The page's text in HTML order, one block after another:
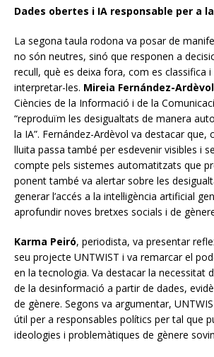
Dades obertes i IA responsable per a
La segona taula rodona va posar de
no són neutres, sinó que responen a
recull, què es deixa fora, com es classifica
interpretar-les. Mireia Fernández-Ardèvol
Ciències de la Informació i de la
“reproduïm les desigualtats de manera
la IA”. Fernández-Ardèvol va destacar que,
lluita passa també per esdevenir visibles i
compte pels sistemes automatitzats que
ponent també va alertar sobre les
generar l’accés a la intel·ligència artificial
aprofundir noves bretxes socials i de
Karma Peiró, periodista, va presentar
seu projecte UNTWIST i va remarcar el
en la tecnologia. Va destacar la necessitat
de la desinformació a partir de dades,
de gènere. Segons va argumentar,
útil per a responsables polítics per tal que
ideologies i problemàtiques de gènere